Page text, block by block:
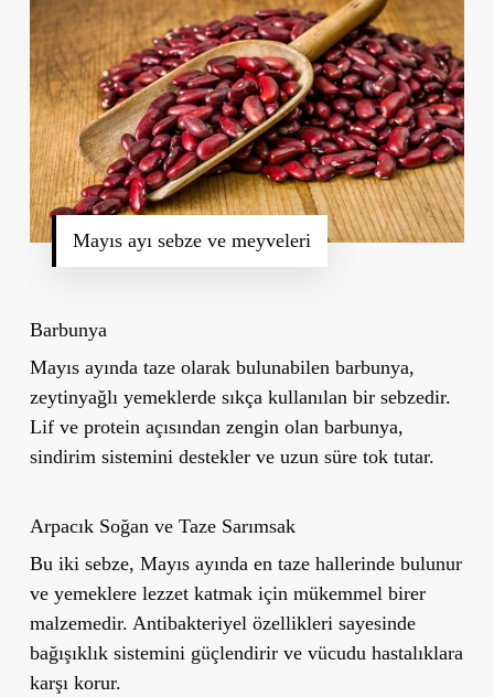
Mayıs ayı sebze ve meyveleri
Barbunya
Mayıs ayında taze olarak bulunabilen barbunya,
zeytinyağlı yemeklerde sıkça kullanılan bir sebzedir.
Lif ve protein açısından zengin olan barbunya,
sindirim sistemini destekler ve uzun süre tok tutar.
Arpacık Soğan ve Taze Sarımsak
Bu iki sebze, Mayıs ayında en taze hallerinde bulunur
ve yemeklere lezzet katmak için mükemmel birer
malzemedir. Antibakteriyel özellikleri sayesinde
bağışıklık sistemini güçlendirir ve vücudu hastalıklara
karşı korur.